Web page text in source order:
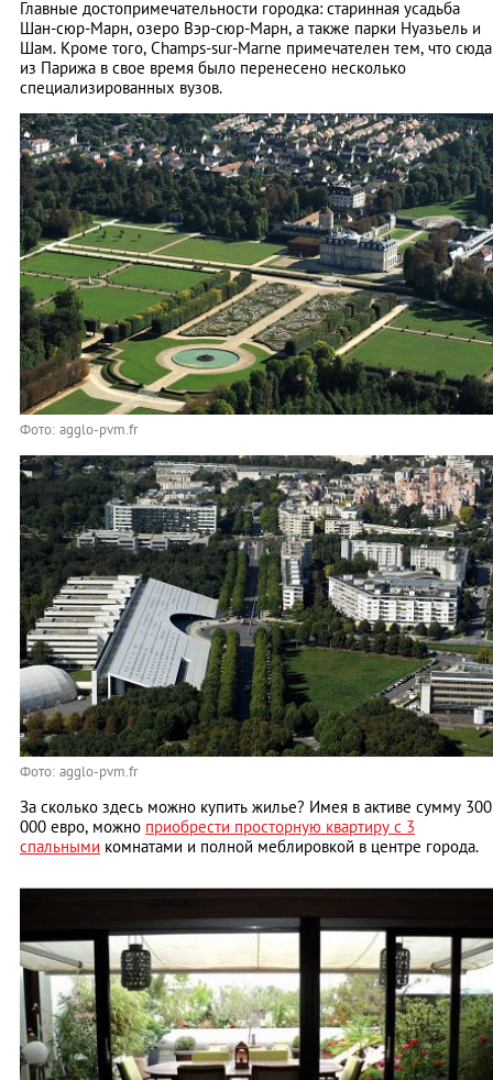
Главные достопримечательности городка: старинная усадьба
Шан-сюр-Марн, озеро Вэр-сюр-Марн, а также парки Нуазьель и
Шам. Кроме того, Champs-sur-Marne примечателен тем, что сюда
из Парижа в свое время было перенесено несколько
специализированных вузов.
Фото: agglo-pvm.fr
Фото: agglo-pvm.fr
За сколько здесь можно купить жилье? Имея в активе сумму 300
000 евро, можно приобрести просторную квартиру с 3
спальными комнатами и полной меблировкой в центре города.